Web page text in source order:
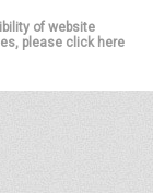
of website
please click here